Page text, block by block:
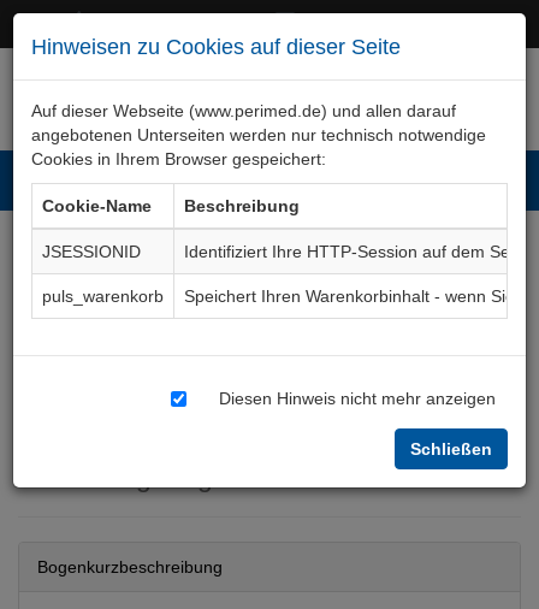
Hinweisen zu Cookies auf dieser Seite
Auf dieser Webseite (www.perimed.de) und allen darauf
angebotenen Unterseiten werden nur technisch notwendige
Cookies in Ihrem Browser gespeichert:
Cookie-Name
Beschreibung
JSESSIONID
Identifiziert Ihre HTTP-Session auf dem Server
puls_warenkorb
Speichert Ihren Warenkorbinhalt - wenn Sie
Diesen Hinweis nicht mehr anzeigen
Schließen
Narkose und/oder
Regionalanästhesie bei
Erwachsenen und
Jugendlichen (russisch)
AnAa008Ru
Bogenkurzbeschreibung